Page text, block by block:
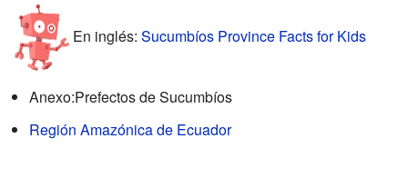
En inglés: Sucumbíos Province Facts for Kids
Anexo:Prefectos de Sucumbíos
Región Amazónica de Ecuador